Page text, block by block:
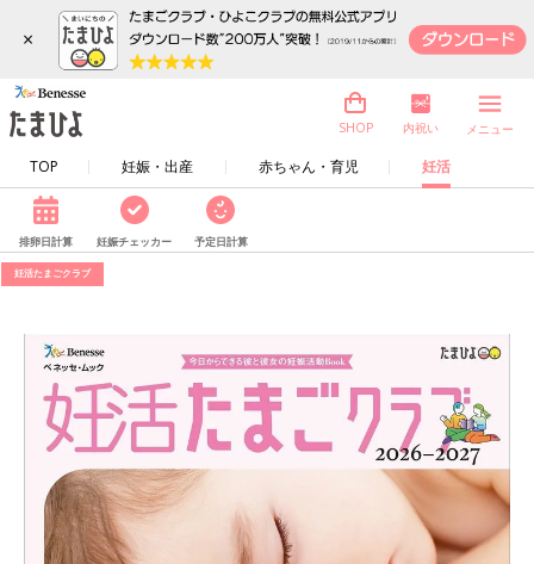
×
TOP 妊娠・出産 赤ちゃん・育児 妊活
SHOP 内祝い メニュー
排卵日計算 妊娠チェッカー 予定日計算
妊活たまごクラブ